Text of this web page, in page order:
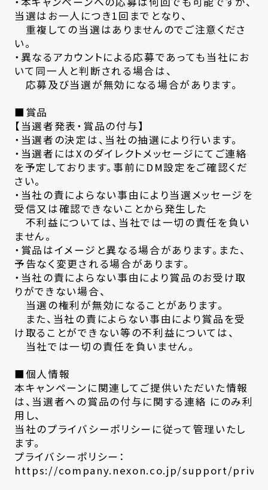
当選はお一人につき1回までとなり、
重複しての当選はありませんのでご注意くださ
い。
・異なるアカウントによる応募であっても当社にお
いて同一人と判断される場合は、
応募及び当選が無効になる場合があります。
■賞品
【当選者発表・賞品の付与】
・当選者の決定は、当社の抽選により行います。
・当選者にはXのダイレクトメッセージにてご連絡
を予定しております。事前にDM設定をご確認くだ
さい。
・当社の責によらない事由により当選メッセージを
受信又は確認できないことから発生した
不利益については、当社では一切の責任を負い
ません。
・賞品はイメージと異なる場合があります。また、
予告なく変更される場合があります。
・当社の責によらない事由により賞品のお受け取
りができない場合、
当選の権利が無効になることがあります。
また、当社の責によらない事由により賞品を受
け取ることができない等の不利益については、
当社では一切の責任を負いません。
■個人情報
本キャンペーンに関連してご提供いただいた情報
は、当選者への賞品の付与に関する連絡 にのみ利
用し、
当社のプライバシーポリシーに従って管理いたし
ます。
プライバシーポリシー：
https://company.nexon.co.jp/support/